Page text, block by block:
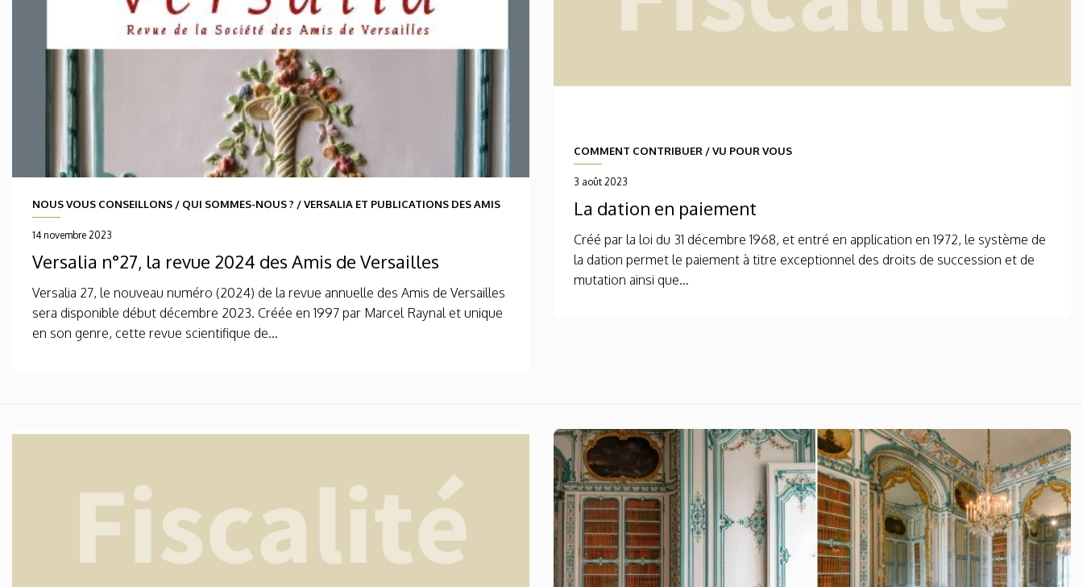
NOUS VOUS CONSEILLONS / QUI SOMMES-NOUS ? /VERSALIA ET PUBLICATIONS DES AMIS
14 novembre 2023
Versalia n°27, la revue 2024 des Amis de Versailles
Versalia 27, le nouveau numéro (2024) de la revue annuelle des Amis de Versailles
sera disponible début décembre 2023. Créée en 1997 par Marcel Raynal et unique
en son genre, cette revue scientifique de...
COMMENT CONTRIBUER /VU POUR VOUS
3 août 2023
La dation en paiement
Créé par la loi du 31 décembre 1968, et entré en application en 1972, le système de
la dation permet le paiement à titre exceptionnel des droits de succession et de
mutation ainsi que...